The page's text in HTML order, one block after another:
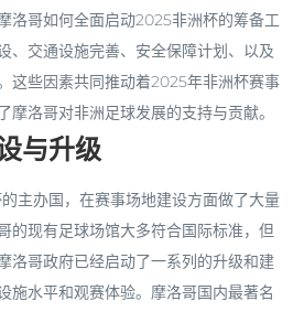
洛哥如何全面启动2025非洲杯的筹备工
、交通设施完善、安全保障计划、以及
这些因素共同推动着2025年非洲杯赛事
摩洛哥对非洲足球发展的支持与贡献。
与升级
主办国，在赛事场地建设方面做了大量
的现有足球场馆大多符合国际标准，但
洛哥政府已经启动了一系列的升级和建
施水平和观赛体验。摩洛哥国内最著名